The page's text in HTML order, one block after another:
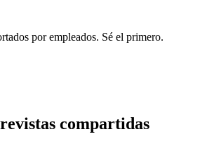
por empleados. Sé el primero.
compartidas